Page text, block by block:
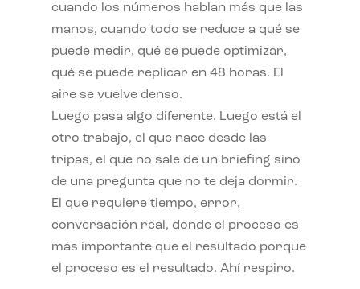
cuando los números hablan más que las
manos, cuando todo se reduce a qué se
puede medir, qué se puede optimizar,
qué se puede replicar en 48 horas. El
aire se vuelve denso.
Luego pasa algo diferente. Luego está el
otro trabajo, el que nace desde las
tripas, el que no sale de un briefing sino
de una pregunta que no te deja dormir.
El que requiere tiempo, error,
conversación real, donde el proceso es
más importante que el resultado porque
el proceso es el resultado. Ahí respiro.